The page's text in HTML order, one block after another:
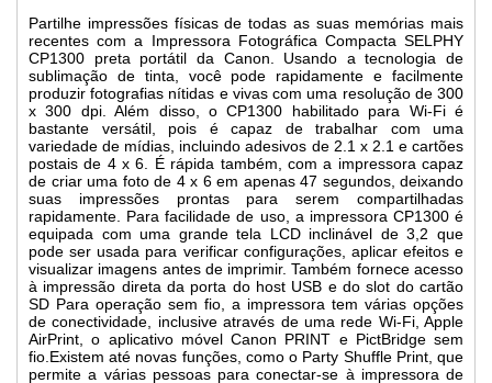
Partilhe impressões físicas de todas as suas memórias mais
recentes com a Impressora Fotográfica Compacta SELPHY
CP1300 preta portátil da Canon. Usando a tecnologia de
sublimação de tinta, você pode rapidamente e facilmente
produzir fotografias nítidas e vivas com uma resolução de 300
x 300 dpi. Além disso, o CP1300 habilitado para Wi-Fi é
bastante versátil, pois é capaz de trabalhar com uma
variedade de mídias, incluindo adesivos de 2.1 x 2.1 e cartões
postais de 4 x 6. É rápida também, com a impressora capaz
de criar uma foto de 4 x 6 em apenas 47 segundos, deixando
suas impressões prontas para serem compartilhadas
rapidamente. Para facilidade de uso, a impressora CP1300 é
equipada com uma grande tela LCD inclinável de 3,2 que
pode ser usada para verificar configurações, aplicar efeitos e
visualizar imagens antes de imprimir. Também fornece acesso
à impressão direta da porta do host USB e do slot do cartão
SD Para operação sem fio, a impressora tem várias opções
de conectividade, inclusive através de uma rede Wi-Fi, Apple
AirPrint, o aplicativo móvel Canon PRINT e PictBridge sem
fio.Existem até novas funções, como o Party Shuffle Print, que
permite a várias pessoas para conectar-se à impressora de